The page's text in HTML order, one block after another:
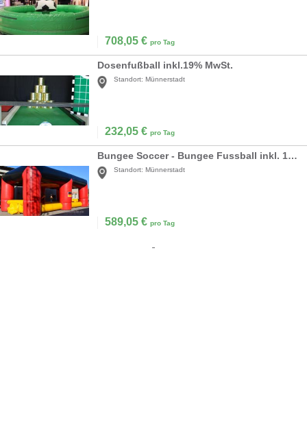
708,05 € pro Tag
Dosenfußball inkl.19% MwSt.
Standort: Münnerstadt
232,05 € pro Tag
Bungee Soccer - Bungee Fussball inkl. 19% MwSt.
Standort: Münnerstadt
589,05 € pro Tag